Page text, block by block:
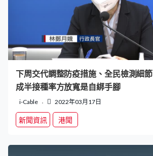
下周交代調整防疫措施、全民檢測細
成半接種率方放寬是自綁手腳
i-Cable 2022年03月17日
新聞資訊 港聞